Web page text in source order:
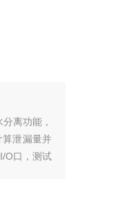
离功能，
泄漏量并
O口，测试